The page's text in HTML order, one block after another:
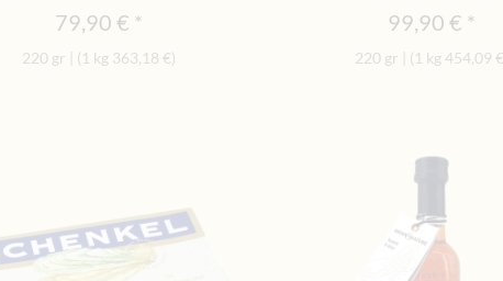
79,90 €
220 gr (1 kg 363,18 €)
99,90 €
220 gr (1 kg 454,09 €